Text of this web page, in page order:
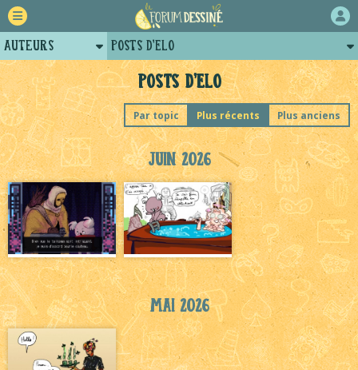
Posts d'Elo
Plus anciens
Plus récents
Par topic
Juin 2026
Mai 2026
Auteurs
Retour
Forum
Projets
Tutoriels
Posts d'Elo
Profil d'Elo
Arènes d'Elo
Projets collectifs d'Elo